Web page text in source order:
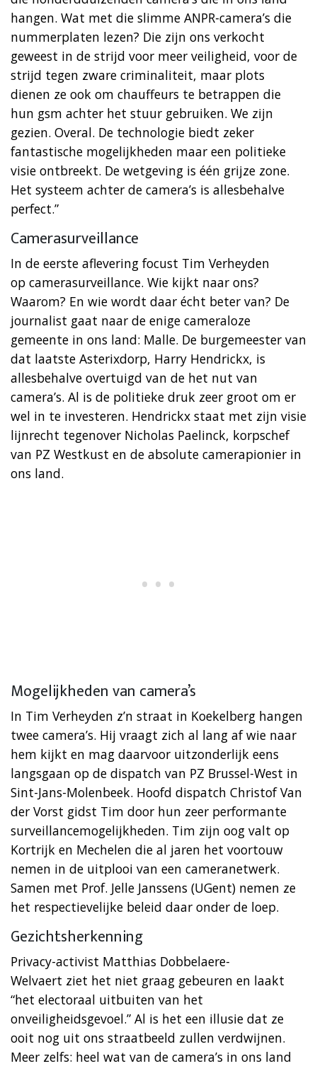
hangen. Wat met die slimme ANPR-camera’s die
nummerplaten lezen? Die zijn ons verkocht
geweest in de strijd voor meer veiligheid, voor de
strijd tegen zware criminaliteit, maar plots
dienen ze ook om chauffeurs te betrappen die
hun gsm achter het stuur gebruiken. We zijn
gezien. Overal. De technologie biedt zeker
fantastische mogelijkheden maar een politieke
visie ontbreekt. De wetgeving is één grijze zone.
Het systeem achter de camera’s is allesbehalve
perfect.”
Camerasurveillance
In de eerste aflevering focust Tim Verheyden
op camerasurveillance. Wie kijkt naar ons?
Waarom? En wie wordt daar écht beter van? De
journalist gaat naar de enige cameraloze
gemeente in ons land: Malle. De burgemeester van
dat laatste Asterixdorp, Harry Hendrickx, is
allesbehalve overtuigd van de het nut van
camera’s. Al is de politieke druk zeer groot om er
wel in te investeren. Hendrickx staat met zijn visie
lijnrecht tegenover Nicholas Paelinck, korpschef
van PZ Westkust en de absolute camerapionier in
ons land.
Mogelijkheden van camera’s
In Tim Verheyden z’n straat in Koekelberg hangen
twee camera’s. Hij vraagt zich al lang af wie naar
hem kijkt en mag daarvoor uitzonderlijk eens
langsgaan op de dispatch van PZ Brussel-West in
Sint-Jans-Molenbeek. Hoofd dispatch Christof Van
der Vorst gidst Tim door hun zeer performante
surveillancemogelijkheden. Tim zijn oog valt op
Kortrijk en Mechelen die al jaren het voortouw
nemen in de uitplooi van een cameranetwerk.
Samen met Prof. Jelle Janssens (UGent) nemen ze
het respectievelijke beleid daar onder de loep.
Gezichtsherkenning
Privacy-activist Matthias Dobbelaere-
Welvaert ziet het niet graag gebeuren en laakt
“het electoraal uitbuiten van het
onveiligheidsgevoel.” Al is het een illusie dat ze
ooit nog uit ons straatbeeld zullen verdwijnen.
Meer zelfs: heel wat van de camera’s in ons land